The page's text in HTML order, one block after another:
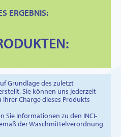
ERGEBNIS:
Grundlage des zuletzt
Sie können uns jederzeit
Charge dieses Produkts
Sie Informationen zu den INCI-
der Waschmittelverordnung